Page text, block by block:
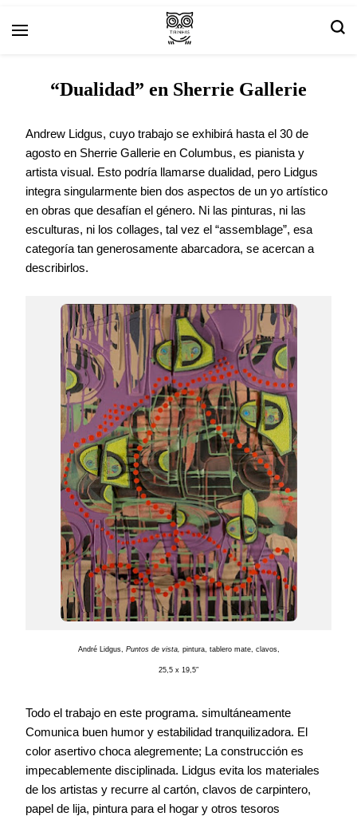
cómics.com
“Dualidad” en Sherrie Gallerie
Andrew Lidgus, cuyo trabajo se exhibirá hasta el 30 de
agosto en Sherrie Gallerie en Columbus, es pianista y
artista visual. Esto podría llamarse dualidad, pero Lidgus
integra singularmente bien dos aspectos de un yo artístico
en obras que desafían el género. Ni las pinturas, ni las
esculturas, ni los collages, tal vez el “assemblage”, esa
categoría tan generosamente abarcadora, se acercan a
describirlos.
André Lidgus, Puntos de vista, pintura, tablero mate, clavos,
25,5 x 19,5″
Todo el trabajo en este programa. simultáneamente
Comunica buen humor y estabilidad tranquilizadora. El
color asertivo choca alegremente; La construcción es
impecablemente disciplinada. Lidgus evita los materiales
de los artistas y recurre al cartón, clavos de carpintero,
papel de lija, pintura para el hogar y otros tesoros